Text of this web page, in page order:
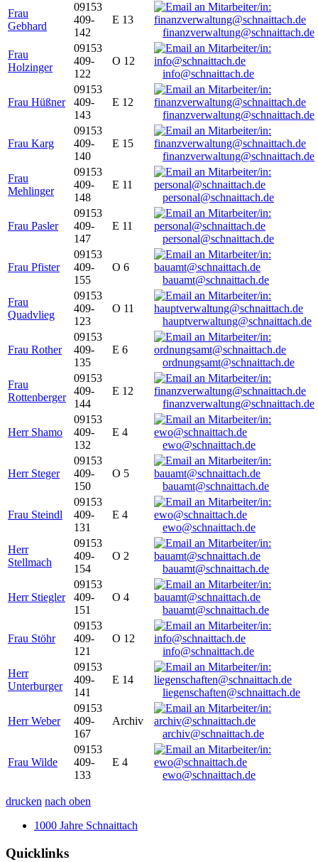
Frau
Gebhard
09153
409-
142
E 13
finanzverwaltung@schnaittach.de
Frau
Holzinger
09153
409-
122
O 12
info@schnaittach.de
Frau Hüßner
09153
409-
143
E 12
finanzverwaltung@schnaittach.de
Frau Karg
09153
409-
140
E 15
finanzverwaltung@schnaittach.de
Frau
Mehlinger
09153
409-
148
E 11
personal@schnaittach.de
Frau Pasler
09153
409-
147
E 11
personal@schnaittach.de
Frau Pfister
09153
409-
155
O 6
bauamt@schnaittach.de
Frau
Quadvlieg
09153
409-
123
O 11
hauptverwaltung@schnaittach.de
Frau Rother
09153
409-
135
E 6
ordnungsamt@schnaittach.de
Frau
Rottenberger
09153
409-
144
E 12
finanzverwaltung@schnaittach.de
Herr Shamo
09153
409-
132
E 4
ewo@schnaittach.de
Herr Steger
09153
409-
150
O 5
bauamt@schnaittach.de
Frau Steindl
09153
409-
131
E 4
ewo@schnaittach.de
Herr
Stellmach
09153
409-
154
O 2
bauamt@schnaittach.de
Herr Stiegler
09153
409-
151
O 4
bauamt@schnaittach.de
Frau Stöhr
09153
409-
121
O 12
info@schnaittach.de
Herr
Unterburger
09153
409-
141
E 14
liegenschaften@schnaittach.de
Herr Weber
09153
409-
167
Archiv
archiv@schnaittach.de
Frau Wilde
09153
409-
133
E 4
ewo@schnaittach.de
drucken nach oben
1000 Jahre Schnaittach
Quicklinks